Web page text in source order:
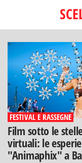
FESTIVAL E RASSEGNE
Film sotto le
virtuali: le
"Animaphix" a